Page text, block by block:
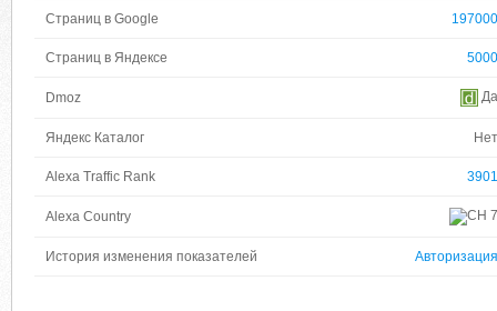
Страниц в Google 197000
Страниц в Яндексе 5000
Dmoz Да
Яндекс Каталог Нет
Alexa Traffic Rank 3901
Alexa Country 7
История изменения показателей Авторизация